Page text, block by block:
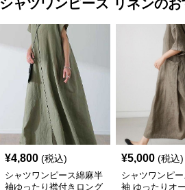
シャツワンピース リネンのお
¥4,800 (税込)
シャツワンピース綿麻半
袖ゆったり襟付きロング
¥5,000 (税込)
シャツワンピ
袖 ゆったりオ